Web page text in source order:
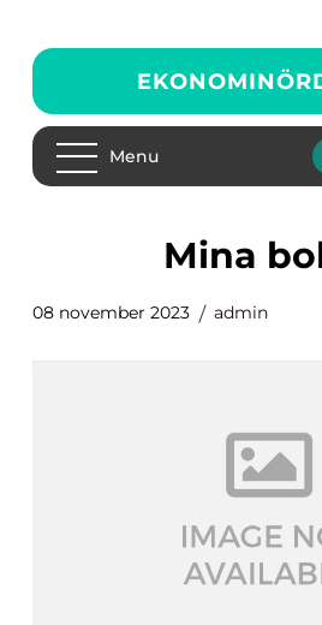
Menu
mina
08 november 2023 admin